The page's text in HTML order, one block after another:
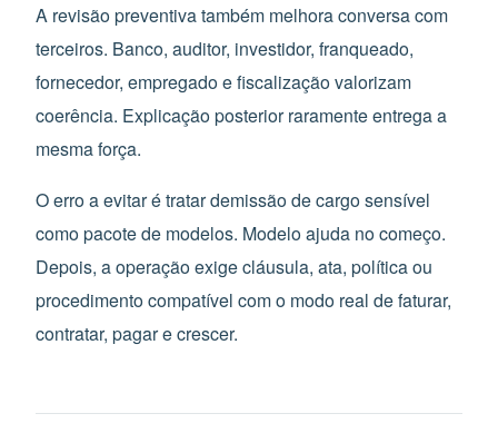
A revisão preventiva também melhora conversa com
terceiros. Banco, auditor, investidor, franqueado,
fornecedor, empregado e fiscalização valorizam
coerência. Explicação posterior raramente entrega a
mesma força.
O erro a evitar é tratar demissão de cargo sensível
como pacote de modelos. Modelo ajuda no começo.
Depois, a operação exige cláusula, ata, política ou
procedimento compatível com o modo real de faturar,
contratar, pagar e crescer.